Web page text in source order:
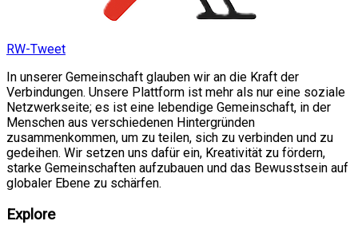
RW-Tweet
In unserer Gemeinschaft glauben wir an die Kraft der
Verbindungen. Unsere Plattform ist mehr als nur eine soziale
Netzwerkseite; es ist eine lebendige Gemeinschaft, in der
Menschen aus verschiedenen Hintergründen
zusammenkommen, um zu teilen, sich zu verbinden und zu
gedeihen. Wir setzen uns dafür ein, Kreativität zu fördern,
starke Gemeinschaften aufzubauen und das Bewusstsein auf
globaler Ebene zu schärfen.
Explore